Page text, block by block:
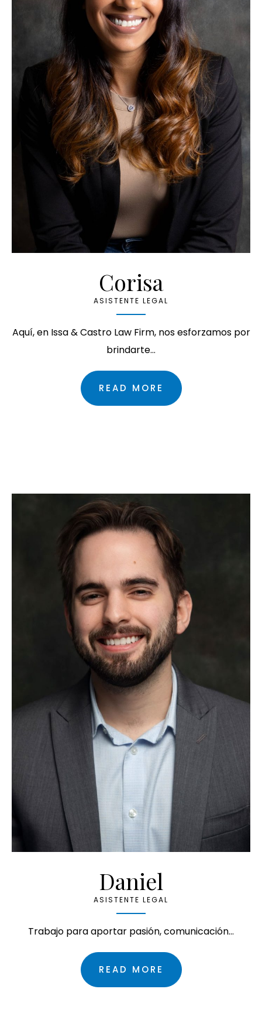
Corisa
ASISTENTE LEGAL
Aquí, en Issa & Castro Law Firm, nos esforzamos por
brindarte…
READ MORE
Daniel
ASISTENTE LEGAL
Trabajo para aportar pasión, comunicación…
READ MORE